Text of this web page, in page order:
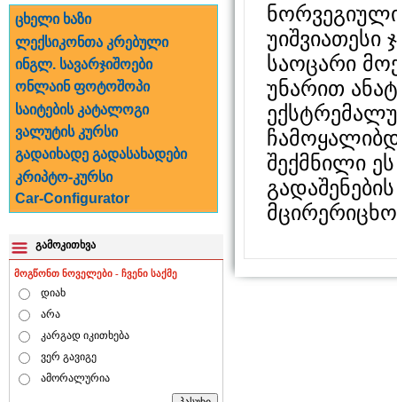
ცხელი ხაზი
ლექსიკონთა კრებული
ინგლ. სავარჯიშოები
ონლაინ ფოტოშოპი
საიტების კატალოგი
ვალუტის კურსი
გადაიხადე გადასახადები
კრიპტო-კურსი
Car-Configurator
გამოკითხვა
მოგწონთ ნოველები - ჩვენი საქმე
დიახ
არა
კარგად იკითხება
ვერ გავიგე
ამორალურია
საოცარი
უნარით
შექმნილი